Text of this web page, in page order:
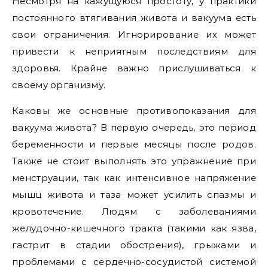
постоянного втягивания живота и вакуума есть
свои ограничения. Игнорирование их может
привести к неприятным последствиям для
здоровья. Крайне важно прислушиваться к
своему организму.
Каковы же основные противопоказания для
вакуума живота? В первую очередь, это период
беременности и первые месяцы после родов.
Также не стоит выполнять это упражнение при
менструации, так как интенсивное напряжение
мышц живота и таза может усилить спазмы и
кровотечение. Людям с заболеваниями
желудочно-кишечного тракта (такими как язва,
гастрит в стадии обострения), грыжами и
проблемами с сердечно-сосудистой системой